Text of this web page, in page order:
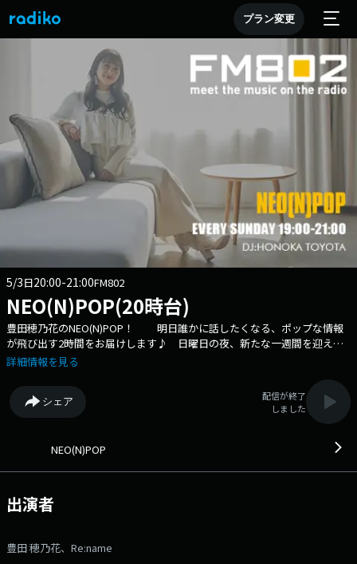
プラン変更
5/3日20:00-21:00FM802
NEO(N)POP(20時台)
豊田穂乃花のNEO(N)POP！ 明日誰かに話したくなる、ポップな情報
が飛び出す2時間をお届けします♪ 日曜日の夜、新たな一週間を迎える
準備をしながら'新しい'話題をシェアしませんか？ この番組では、ち
どなど、、、 ラジオだからこそ言える、聞いてほしい話をメッセージで
送ってくださいね!(^^)! もちろん、今何してるよ～！などの普通のメッセ
ージも大歓迎です！ ☆番組menu☆ ●19時台 ＜平成なう＞ 平
なる時間です！ ●20時台 ＜Dig Up＞ Tik Tokでバズったあの曲を
番組のXアカウントもあります！ フォローお待ちしています♪ 番組
ハッシュタグは「#ねおぽ」を付けてのポストもお待ちしています('ω')
⇒twitterハッシュタグは「#fm802」 ⇒twitterアカウントは
「@fm802_pr」 ⇒facebookページはコチラ
詳細情報を見る
シェア
配信が終了
しました
NEO(N)POP
出演者
豊田 穂乃花、Re:name